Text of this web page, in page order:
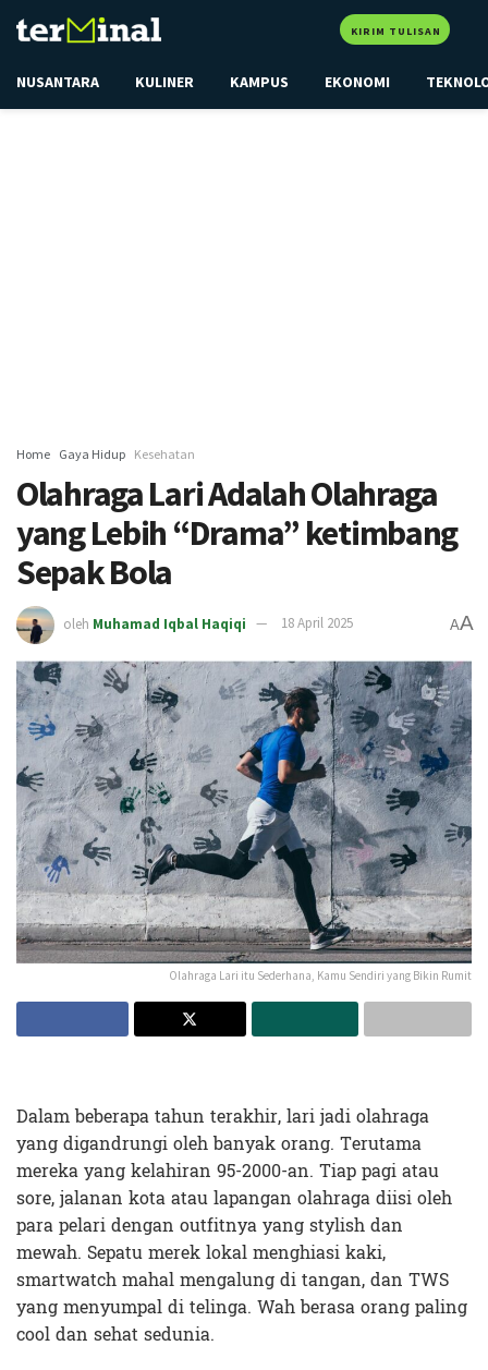
KIRIM TULISAN
NUSANTARA KULINER KAMPUS EKONOMI
Home Gaya Hidup Kesehatan
Olahraga Lari Adalah Olahraga
yang Lebih “Drama” ketimbang
Sepak Bola
oleh Muhamad Iqbal Haqiqi 18 April 2025 AA
Olahraga Lari itu Sederhana, Kamu Sendiri yang Bikin Rumit
Dalam beberapa tahun terakhir, lari jadi olahraga
yang digandrungi oleh banyak orang. Terutama
mereka yang kelahiran 95-2000-an. Tiap pagi atau
sore, jalanan kota atau lapangan olahraga diisi oleh
para pelari dengan outfitnya yang stylish dan
mewah. Sepatu merek lokal menghiasi kaki,
smartwatch mahal mengalung di tangan, dan TWS
yang menyumpal di telinga. Wah berasa orang paling
cool dan sehat sedunia.